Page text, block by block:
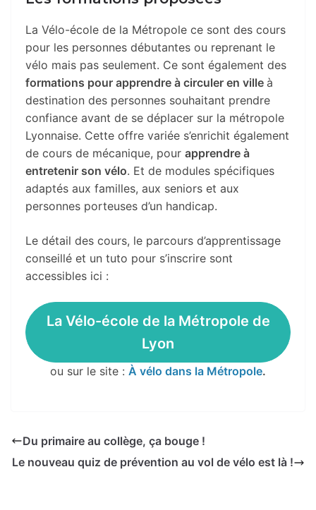
La Vélo-école de la Métropole ce sont des cours
pour les personnes débutantes ou reprenant le
vélo mais pas seulement. Ce sont également des
formations pour apprendre à circuler en ville à
destination des personnes souhaitant prendre
confiance avant de se déplacer sur la métropole
Lyonnaise. Cette offre variée s’enrichit également
de cours de mécanique, pour apprendre à
entretenir son vélo. Et de modules spécifiques
adaptés aux familles, aux seniors et aux
personnes porteuses d’un handicap.
Le détail des cours, le parcours d’apprentissage
conseillé et un tuto pour s’inscrire sont
accessibles ici :
La Vélo-école de la Métropole de
Lyon
ou sur le site : À vélo dans la Métropole.
Du primaire au collège, ça bouge !
Le nouveau quiz de prévention au vol de vélo est là !